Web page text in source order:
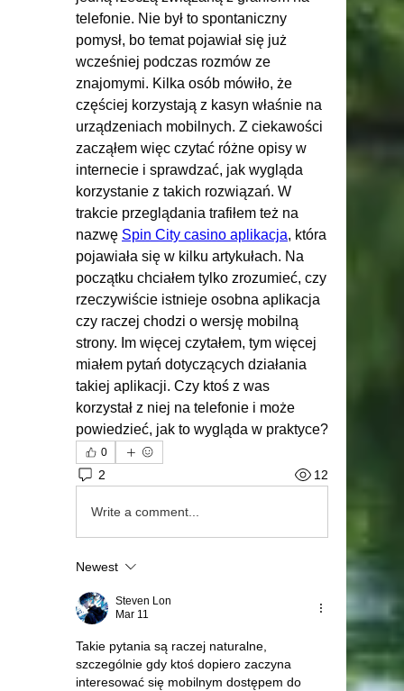
telefonie. Nie był to spontaniczny
pomysł, bo temat pojawiał się już
wcześniej podczas rozmów ze
znajomymi. Kilka osób mówiło, że
częściej korzystają z kasyn właśnie na
urządzeniach mobilnych. Z ciekawości
zacząłem więc czytać różne opisy w
internecie i sprawdzać, jak wygląda
korzystanie z takich rozwiązań. W
trakcie przeglądania trafiłem też na
nazwę Spin City casino aplikacja, która
pojawiała się w kilku artykułach. Na
początku chciałem tylko zrozumieć, czy
rzeczywiście istnieje osobna aplikacja
czy raczej chodzi o wersję mobilną
strony. Im więcej czytałem, tym więcej
miałem pytań dotyczących działania
takiej aplikacji. Czy ktoś z was
korzystał z niej na telefonie i może
powiedzieć, jak to wygląda w praktyce?
0
2 12
Write a comment...
Newest
Steven Lon
Mar 11
Takie pytania są raczej naturalne,
szczególnie gdy ktoś dopiero zaczyna
interesować się mobilnym dostępem do